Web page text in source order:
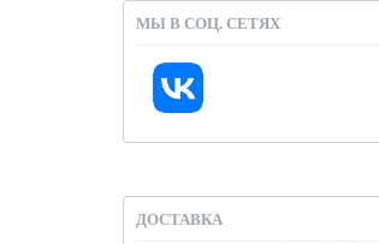
МЫ В СОЦ. СЕТЯХ
ДОСТАВКА